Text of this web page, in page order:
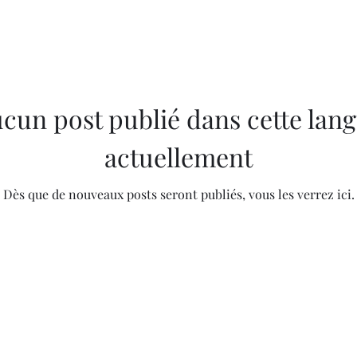
post publié dans cette
actuellement
Dès que de nouveaux posts seront publiés, vous les verrez ici.